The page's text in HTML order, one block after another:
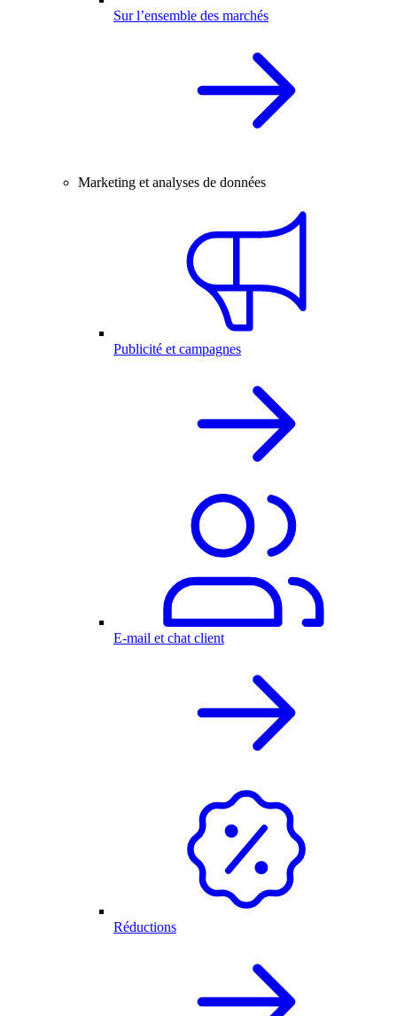
Sur l’ensemble des marchés
Marketing et analyses de données
Publicité et campagnes
E-mail et chat client
Réductions